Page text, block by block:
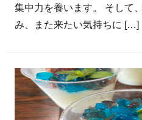
集中力を養います。 そして
み、また来たい気持ちに […]